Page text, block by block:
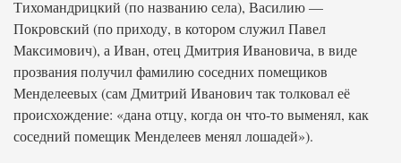
Тихомандрицкий (по названию села), Василию —
Покровский (по приходу, в котором служил Павел
Максимович), а Иван, отец Дмитрия Ивановича, в виде
прозвания получил фамилию соседних помещиков
Менделеевых (сам Дмитрий Иванович так толковал её
происхождение: «дана отцу, когда он что-то выменял, как
соседний помещик Менделеев менял лошадей»).